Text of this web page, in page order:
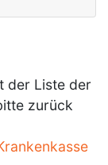
der Liste der
zurück